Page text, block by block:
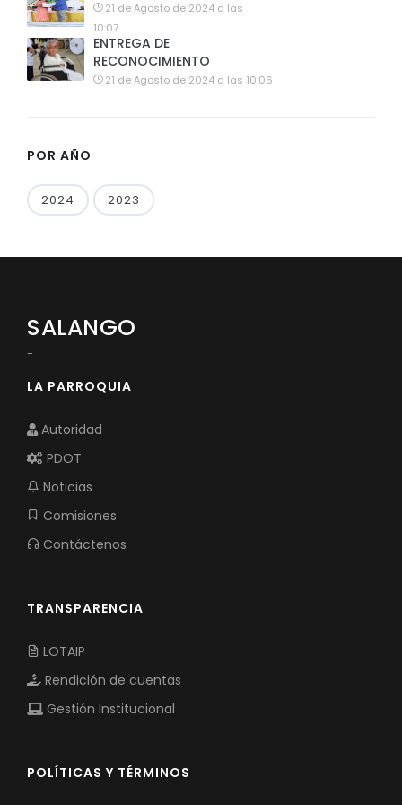
21 de Agosto de 2024 a las
10:07
ENTREGA DE
RECONOCIMIENTO
21 de Agosto de 2024 a las 10:06
POR AÑO
2024 2023
SALANGO
-
LA PARROQUIA
Autoridad
PDOT
Noticias
Comisiones
Contáctenos
TRANSPARENCIA
LOTAIP
Rendición de cuentas
Gestión Institucional
POLÍTICAS Y TÉRMINOS